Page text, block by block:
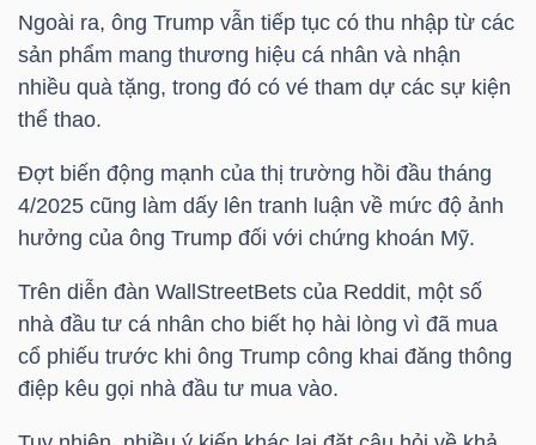
Ngoài ra, ông Trump vẫn tiếp tục có thu nhập từ các
sản phẩm mang thương hiệu cá nhân và nhận
nhiều quà tặng, trong đó có vé tham dự các sự kiện
thể thao.
Đợt biến động mạnh của thị trường hồi đầu tháng
4/2025 cũng làm dấy lên tranh luận về mức độ ảnh
hưởng của ông Trump đối với chứng khoán Mỹ.
Trên diễn đàn WallStreetBets của Reddit, một số
nhà đầu tư cá nhân cho biết họ hài lòng vì đã mua
cổ phiếu trước khi ông Trump công khai đăng thông
điệp kêu gọi nhà đầu tư mua vào.
Tất cả Người nội bộ Người liên quan Cổ đông lớn
Tin
tức
(-)
Bài
viết
của
tác
giả